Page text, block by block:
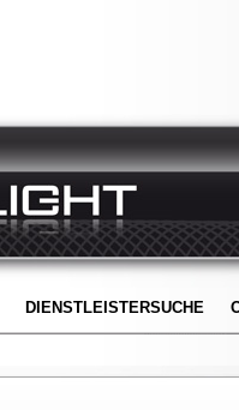
DIENSTLEISTERSUCHE